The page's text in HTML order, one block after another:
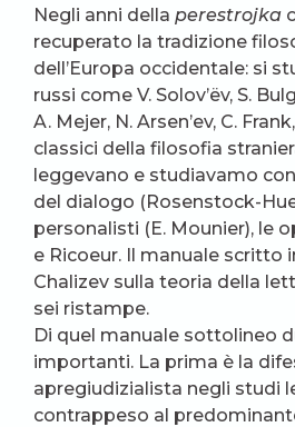
Negli anni della perestrojka
recuperato la tradizione
dell’Europa occidentale: si
russi come V. Solov’ëv, S.
A. Mejer, N. Arsen’ev, C.
classici della filosofia
leggevano e studiavamo
del dialogo (Rosenstock-
personalisti (E. Mounier), le
e Ricoeur. Il manuale scritto
Chalizev sulla teoria della
sei ristampe.
Di quel manuale sottolineo
importanti. La prima è la
apregiudizialista negli studi
contrappeso al